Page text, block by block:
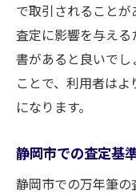
で取引されること
査定に影響を与え
書があると良いでし
ことで、利用者は
になります。
静岡市での査定基
静岡市での万年筆